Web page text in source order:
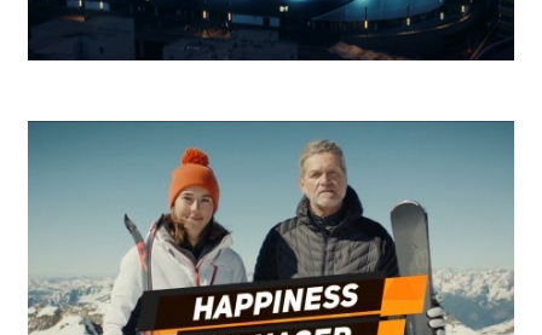
SKY - Push The Right Button